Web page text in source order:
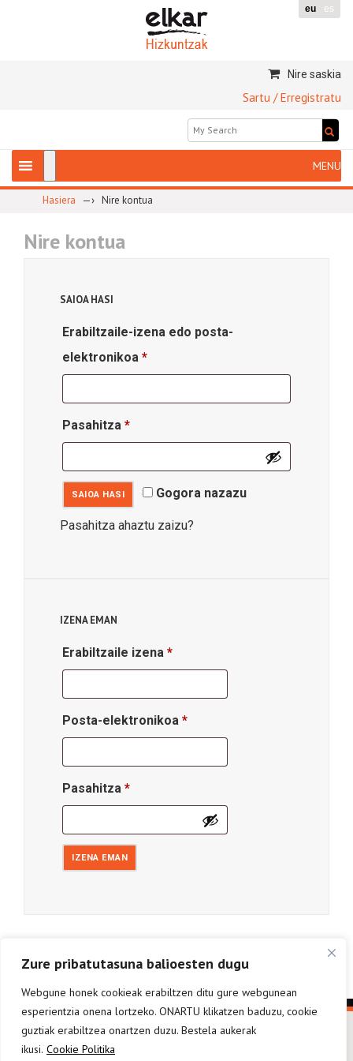
Zure pribatutasuna balioesten dugu
Webgune honek cookieak erabiltzen ditu gure webgunean
esperientzia onena lortzeko. ONARTU klikatzen baduzu, cookie
guztiak erabiltzea onartzen duzu. Bestela aukerak
ikusi. Cookie Politika
eu es
Nire saskia
Sartu / Erregistratu
Hasiera —› Nire kontua
Nire kontua
SAIOA HASI
Erabiltzaile-izena edo posta-
elektronikoa *Beharrezkoa
Pasahitza *Beharrezkoa
Gogora nazazu
SAIOA HASI
Pasahitza ahaztu zaizu?
IZENA EMAN
Erabiltzaile izena *Beharrezkoa
Posta-elektronikoa *Beharrezkoa
Pasahitza *Beharrezkoa
IZENA EMAN